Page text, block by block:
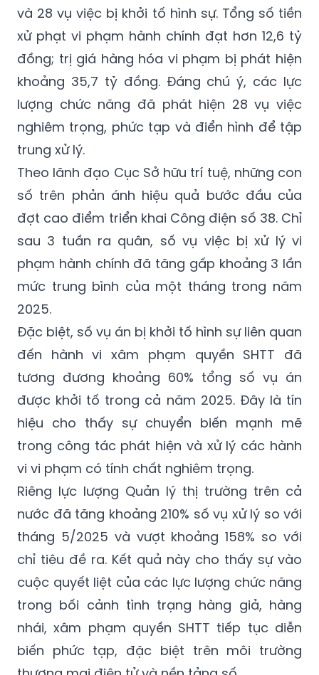
và 28 vụ việc bị khởi tố hình sự. Tổng số tiền
xử phạt vi phạm hành chính đạt hơn 12,6 tỷ
đồng; trị giá hàng hóa vi phạm bị phát hiện
khoảng 35,7 tỷ đồng. Đáng chú ý, các lực
lượng chức năng đã phát hiện 28 vụ việc
nghiêm trọng, phức tạp và điển hình để tập
trung xử lý.
Theo lãnh đạo Cục Sở hữu trí tuệ, những con
số trên phản ánh hiệu quả bước đầu của
đợt cao điểm triển khai Công điện số 38. Chỉ
sau 3 tuần ra quân, số vụ việc bị xử lý vi
phạm hành chính đã tăng gấp khoảng 3 lần
mức trung bình của một tháng trong năm
2025.
Đặc biệt, số vụ án bị khởi tố hình sự liên quan
đến hành vi xâm phạm quyền SHTT đã
tương đương khoảng 60% tổng số vụ án
được khởi tố trong cả năm 2025. Đây là tín
hiệu cho thấy sự chuyển biến mạnh mẽ
trong công tác phát hiện và xử lý các hành
vi vi phạm có tính chất nghiêm trọng.
Riêng lực lượng Quản lý thị trường trên cả
nước đã tăng khoảng 210% số vụ xử lý so với
tháng 5/2025 và vượt khoảng 158% so với
chỉ tiêu đề ra. Kết quả này cho thấy sự vào
cuộc quyết liệt của các lực lượng chức năng
trong bối cảnh tình trạng hàng giả, hàng
nhái, xâm phạm quyền SHTT tiếp tục diễn
biến phức tạp, đặc biệt trên môi trường